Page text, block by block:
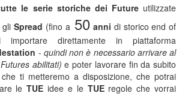
le serie storiche dei Future utilizzate
gli Spread (fino a50 anni di storico end of
direttamente in piattaforma
- quindi non è necessario arrivare al
abilitati) e poter lavorare fin da subito
ti metteremo a disposizione, che potrai
leTUE idee e le TUEregole che vorrai